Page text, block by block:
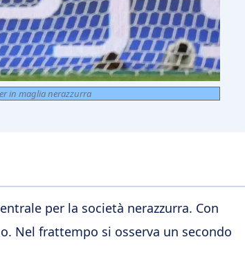
in maglia nerazzurra
per la società nerazzurra. Con
Nel frattempo si osserva un secondo